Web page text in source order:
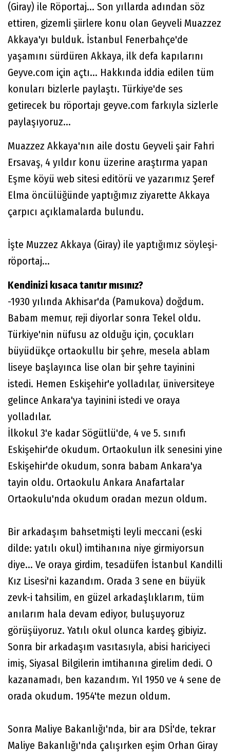
(Giray) ile Röportaj... Son yıllarda adından söz
ettiren, gizemli şiirlere konu olan Geyveli Muazzez
Akkaya'yı bulduk. İstanbul Fenerbahçe'de
yaşamını sürdüren Akkaya, ilk defa kapılarını
Geyve.com için açtı... Hakkında iddia edilen tüm
konuları bizlerle paylaştı. Türkiye'de ses
getirecek bu röportajı geyve.com farkıyla sizlerle
paylaşıyoruz...
Muazzez Akkaya'nın aile dostu Geyveli şair Fahri
Ersavaş, 4 yıldır konu üzerine araştırma yapan
Eşme köyü web sitesi editörü ve yazarımız Şeref
Elma öncülüğünde yaptığımız ziyarette Akkaya
çarpıcı açıklamalarda bulundu.
İşte Muzzez Akkaya (Giray) ile yaptığımız söyleşi-
röportaj...
Kendinizi kısaca tanıtır mısınız?
-1930 yılında Akhisar'da (Pamukova) doğdum.
Babam memur, reji diyorlar sonra Tekel oldu.
Türkiye'nin nüfusu az olduğu için, çocukları
büyüdükçe ortaokullu bir şehre, mesela ablam
liseye başlayınca lise olan bir şehre tayinini
istedi. Hemen Eskişehir'e yolladılar, üniversiteye
gelince Ankara'ya tayinini istedi ve oraya
yolladılar.
İlkokul 3'e kadar Sögütlü'de, 4 ve 5. sınıfı
Eskişehir'de okudum. Ortaokulun ilk senesini yine
Eskişehir'de okudum, sonra babam Ankara'ya
tayin oldu. Ortaokulu Ankara Anafartalar
Ortaokulu'nda okudum oradan mezun oldum.
Bir arkadaşım bahsetmişti leyli meccani (eski
dilde: yatılı okul) imtihanına niye girmiyorsun
diye... Ve oraya girdim, tesadüfen İstanbul Kandilli
Kız Lisesi'ni kazandım. Orada 3 sene en büyük
zevk-i tahsilim, en güzel arkadaşlıklarım, tüm
anılarım hala devam ediyor, buluşuyoruz
görüşüyoruz. Yatılı okul olunca kardeş gibiyiz.
Sonra bir arkadaşım vasıtasıyla, abisi hariciyeci
imiş, Siyasal Bilgilerin imtihanına girelim dedi. O
kazanamadı, ben kazandım. Yıl 1950 ve 4 sene de
orada okudum. 1954'te mezun oldum.
Sonra Maliye Bakanlığı'nda, bir ara DSİ'de, tekrar
Maliye Bakanlığı'nda çalışırken eşim Orhan Giray